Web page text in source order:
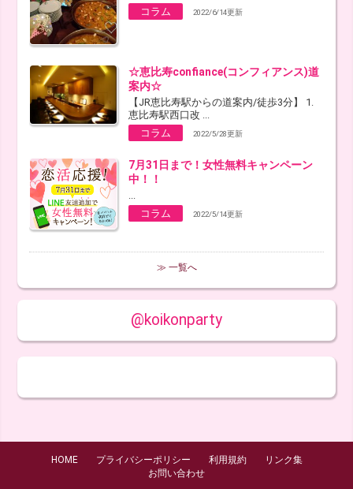
コラム
2022/6/14更新
☆恵比寿confiance(コンフィアンス)道
案内☆
【JR恵比寿駅からの道案内/徒歩3分】 1.
恵比寿駅西口改 ...
コラム
2022/5/28更新
7月31日まで！女性無料キャンペーン
中！！
...
コラム
2022/5/14更新
≫ 一覧へ
@koikonparty
HOME プライバシーポリシー 利用規約
リンク集
お問い合わせ